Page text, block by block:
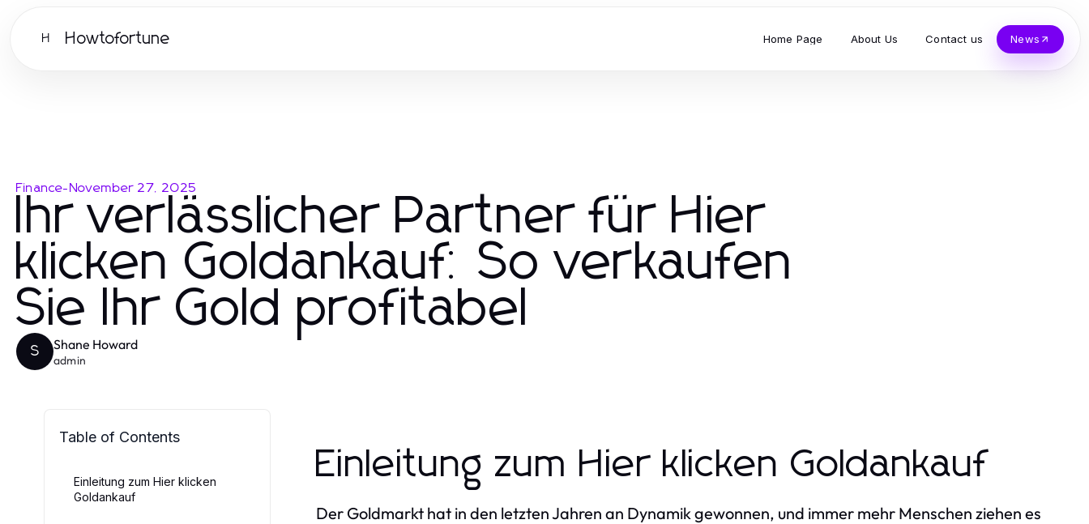
H Howtofortune Home Page About Us Contact us News
Finance- November 27, 2025
Ihr verlässlicher Partner für Hier
klicken Goldankauf: So verkaufen
Sie Ihr Gold profitabel
S Shane Howard
admin
Table of Contents
Einleitung zum Hier klicken
Goldankauf
Einleitung zum Hier klicken Goldankauf
Der Goldmarkt hat in den letzten Jahren an Dynamik gewonnen, und immer mehr Menschen ziehen es